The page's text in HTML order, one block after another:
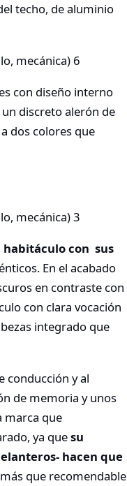
techo, de aluminio
con diseño interno
discreto alerón de
dos colores que
con sus
En el acabado
en contraste con
con clara vocación
integrado que
conducción y al
de memoria y unos
marca que
ya quesu
hacen que
que recomendable